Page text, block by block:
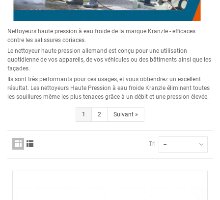
Nettoyeurs haute pression à eau froide de la marque Kranzle - efficaces
contre les salissures coriaces.
Le nettoyeur haute pression allemand est conçu pour une utilisation
quotidienne de vos appareils, de vos véhicules ou des bâtiments ainsi que les
façades.
Ils sont très performants pour ces usages, et vous obtiendrez un excellent
résultat. Les nettoyeurs Haute Pression à eau froide Kranzle éliminent toutes
les souillures même les plus tenaces grâce à un débit et une pression élevée.
1 2 Suivant»
Tri --